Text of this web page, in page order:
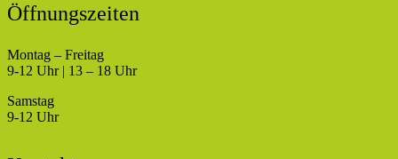
Öffnungszeiten
Montag – Freitag
9-12 Uhr | 13 – 18 Uhr
Samstag
9-12 Uhr